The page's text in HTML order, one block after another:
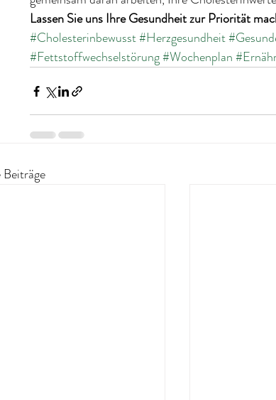
Lassen Sie uns Ihre Gesundheit zur Priorität
#Cholesterinbewusst#Herzgesundheit
#Fettstoffwechselstörung#Wochenplan